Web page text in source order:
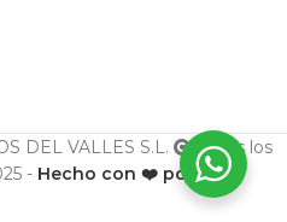
DEL VALLES S.L.
Todos los
- Hecho con ❤️ por ESF